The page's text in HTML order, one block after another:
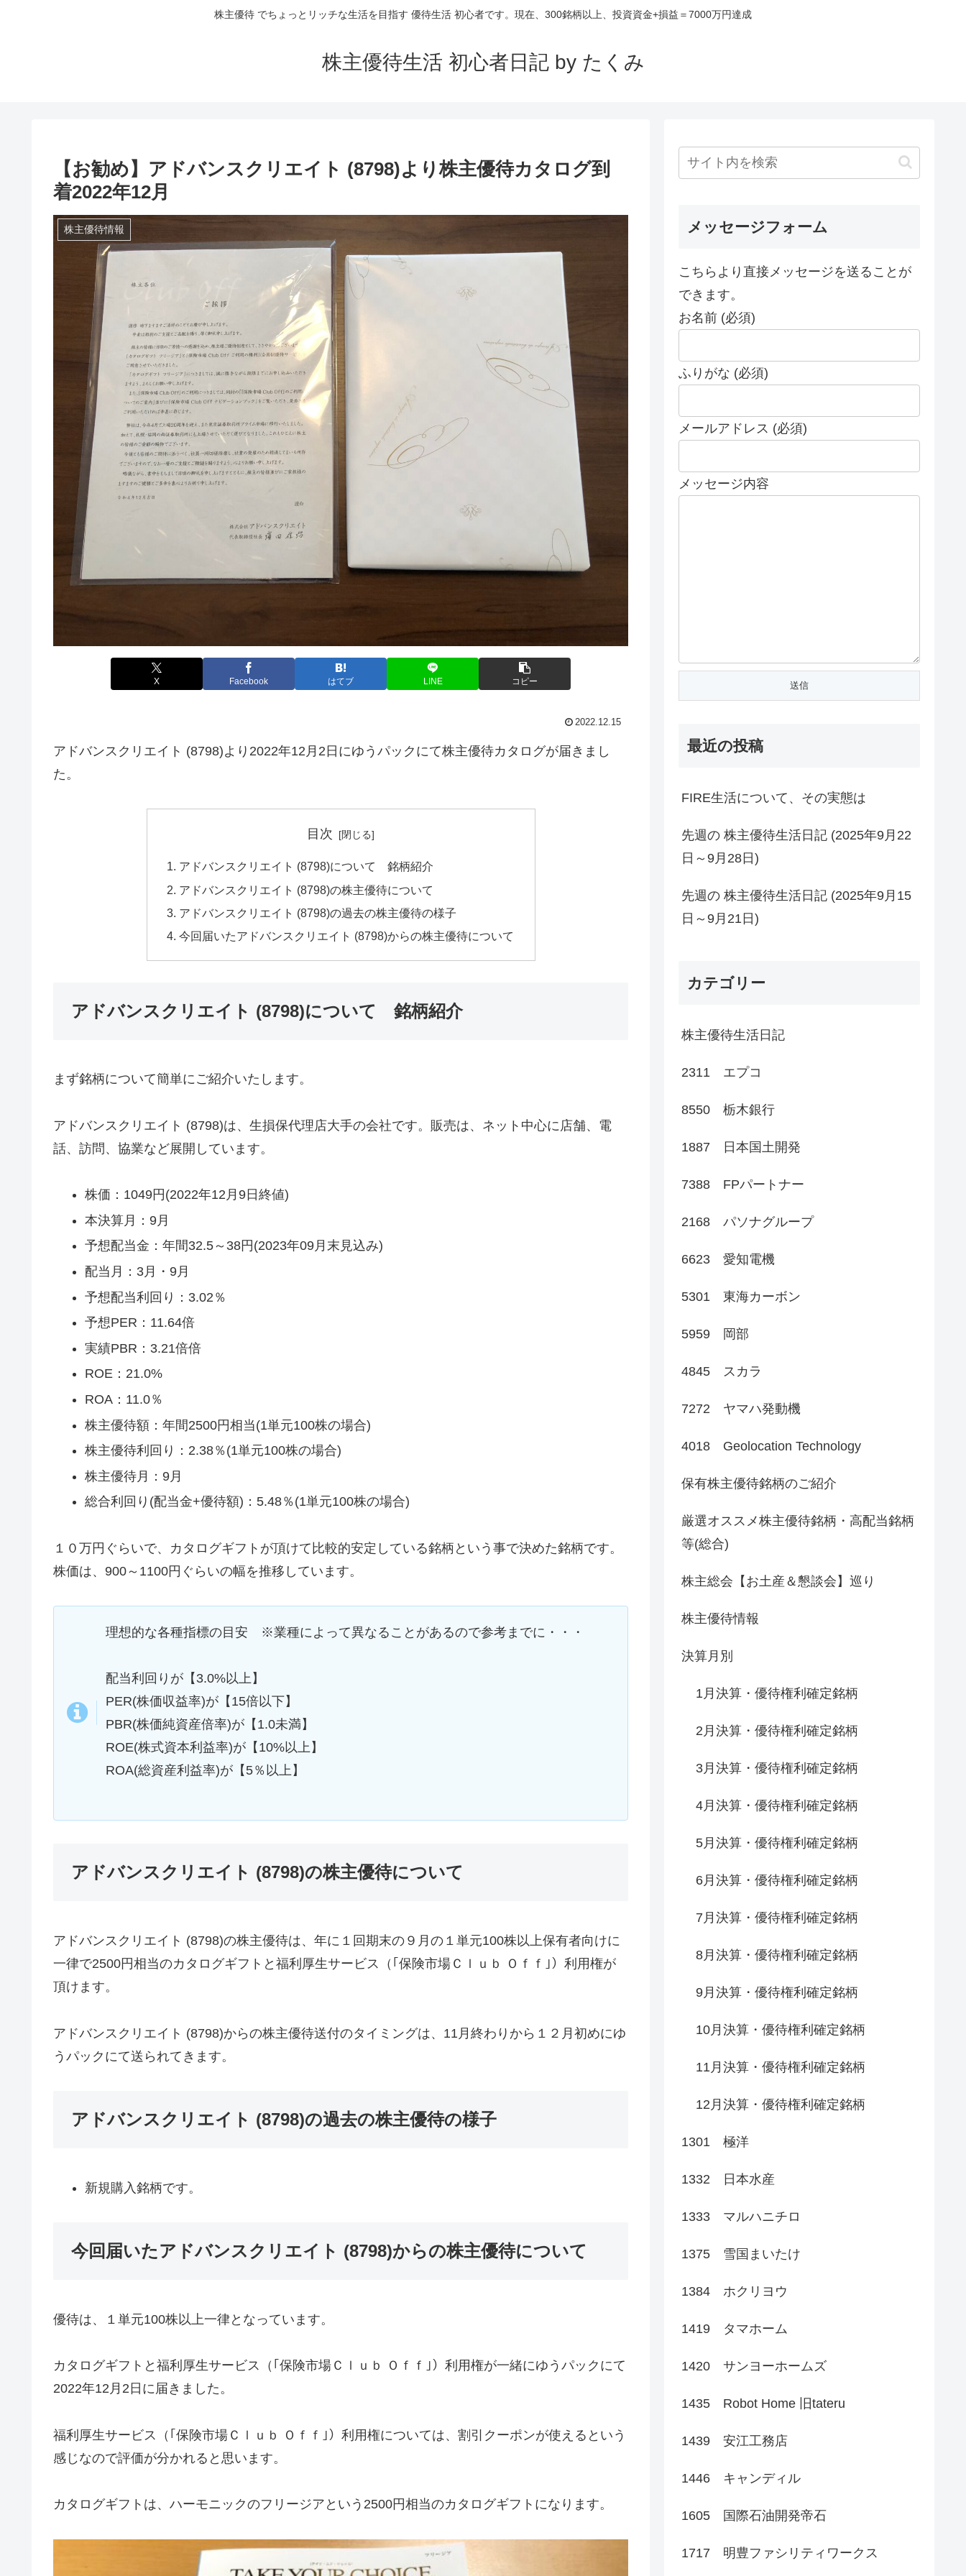
株主優待 でちょっとリッチな生活を目指す 優待生活 初心者です。現在、300銘柄以上、投資資金+損益＝7000万円達成
株主優待生活 初心者日記 by たくみ
【お勧め】アドバンスクリエイト (8798)より株主優待カタログ到
着2022年12月
株主優待情報
X Facebook はてブ LINE コピー
2022.12.15
アドバンスクリエイト (8798)より2022年12月2日にゆうパックにて株主優待カタログが届きまし
た。
目次
アドバンスクリエイト (8798)について 銘柄紹介
アドバンスクリエイト (8798)の株主優待について
アドバンスクリエイト (8798)の過去の株主優待の様子
今回届いたアドバンスクリエイト (8798)からの株主優待について
アドバンスクリエイト (8798)について 銘柄紹介
まず銘柄について簡単にご紹介いたします。
アドバンスクリエイト (8798)は、生損保代理店大手の会社です。販売は、ネット中心に店舗、電
話、訪問、協業など展開しています。
株価：1049円(2022年12月9日終値)
本決算月：9月
予想配当金：年間32.5～38円(2023年09月末見込み)
配当月：3月・9月
予想配当利回り：3.02％
予想PER：11.64倍
実績PBR：3.21倍倍
ROE：21.0%
ROA：11.0％
株主優待額：年間2500円相当(1単元100株の場合)
株主優待利回り：2.38％(1単元100株の場合)
株主優待月：9月
総合利回り(配当金+優待額)：5.48％(1単元100株の場合)
１０万円ぐらいで、カタログギフトが頂けて比較的安定している銘柄という事で決めた銘柄です。
株価は、900～1100円ぐらいの幅を推移しています。
理想的な各種指標の目安 ※業種によって異なることがあるので参考までに・・・
配当利回りが【3.0%以上】
PER(株価収益率)が【15倍以下】
PBR(株価純資産倍率)が【1.0未満】
ROE(株式資本利益率)が【10%以上】
ROA(総資産利益率)が【5％以上】
アドバンスクリエイト (8798)の株主優待について
アドバンスクリエイト (8798)の株主優待は、年に１回期末の９月の１単元100株以上保有者向けに
一律で2500円相当のカタログギフトと福利厚生サービス（｢保険市場Ｃｌｕｂ Ｏｆｆ｣）利用権が
頂けます。
アドバンスクリエイト (8798)からの株主優待送付のタイミングは、11月終わりから１２月初めにゆ
うパックにて送られてきます。
アドバンスクリエイト (8798)の過去の株主優待の様子
新規購入銘柄です。
今回届いたアドバンスクリエイト (8798)からの株主優待について
優待は、１単元100株以上一律となっています。
カタログギフトと福利厚生サービス（｢保険市場Ｃｌｕｂ Ｏｆｆ｣）利用権が一緒にゆうパックにて
2022年12月2日に届きました。
福利厚生サービス（｢保険市場Ｃｌｕｂ Ｏｆｆ｣）利用権については、割引クーポンが使えるという
感じなので評価が分かれると思います。
カタログギフトは、ハーモニックのフリージアという2500円相当のカタログギフトになります。
メッセージフォーム
こちらより直接メッセージを送ることが
できます。
お名前 (必須)
ふりがな (必須)
メールアドレス (必須)
メッセージ内容
最近の投稿
FIRE生活について、その実態は
先週の 株主優待生活日記 (2025年9月22
日～9月28日)
先週の 株主優待生活日記 (2025年9月15
日～9月21日)
カテゴリー
株主優待生活日記
2311 エプコ
8550 栃木銀行
1887 日本国土開発
7388 FPパートナー
2168 パソナグループ
6623 愛知電機
5301 東海カーボン
5959 岡部
4845 スカラ
7272 ヤマハ発動機
4018 Geolocation Technology
保有株主優待銘柄のご紹介
厳選オススメ株主優待銘柄・高配当銘柄
等(総合)
株主総会【お土産＆懇談会】巡り
株主優待情報
決算月別
1月決算・優待権利確定銘柄
2月決算・優待権利確定銘柄
3月決算・優待権利確定銘柄
4月決算・優待権利確定銘柄
5月決算・優待権利確定銘柄
6月決算・優待権利確定銘柄
7月決算・優待権利確定銘柄
8月決算・優待権利確定銘柄
9月決算・優待権利確定銘柄
10月決算・優待権利確定銘柄
11月決算・優待権利確定銘柄
12月決算・優待権利確定銘柄
1301 極洋
1332 日本水産
1333 マルハニチロ
1375 雪国まいたけ
1384 ホクリヨウ
1419 タマホーム
1420 サンヨーホームズ
1435 Robot Home 旧tateru
1439 安江工務店
1446 キャンディル
1605 国際石油開発帝石
1717 明豊ファシリティワークス